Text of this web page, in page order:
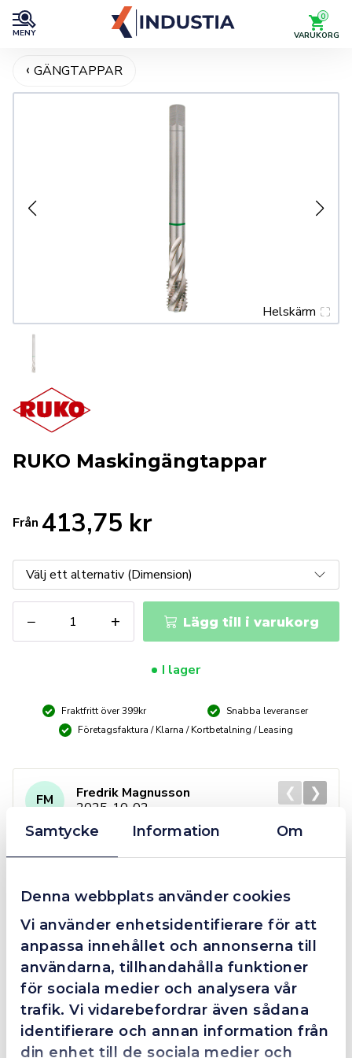
Samtycke Information Om
Denna webbplats använder cookies
Vi använder enhetsidentifierare för att
anpassa innehållet och annonserna till
användarna, tillhandahålla funktioner
för sociala medier och analysera vår
trafik. Vi vidarebefordrar även sådana
identifierare och annan information från
din enhet till de sociala medier och
MENY
0
VARUKORG
GÄNGTAPPAR
Helskärm
RUKO Maskingängtappar
Från 413,75 kr
−
Maskingängtappar
mängd
+ Lägg till i varukorg
I lager
Fraktfritt över 399kr
Snabba leveranser
Företagsfaktura / Klarna / Kortbetalning / Leasing
FM
Fredrik Magnusson
2025-10-02
Grym service!
Trots en billigare order, som det blev lite strul med,
så agerade dom blixtsnabbt och löste det långt över
förväntan. Hade kontakt med Alexander, som förtjänar
en extra guldstjärna.
❮ ❯